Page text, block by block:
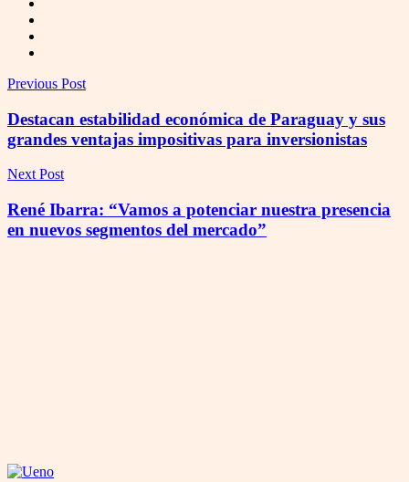
Previous Post
Destacan estabilidad económica de Paraguay y sus
grandes ventajas impositivas para inversionistas
Next Post
René Ibarra: “Vamos a potenciar nuestra presencia
en nuevos segmentos del mercado”